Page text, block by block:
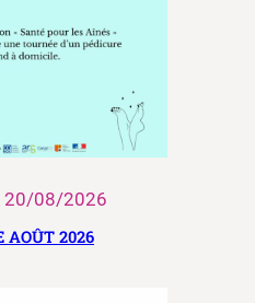
20/08/2026
AOÛT 2026